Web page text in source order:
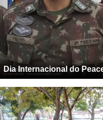
Dia Internacional do